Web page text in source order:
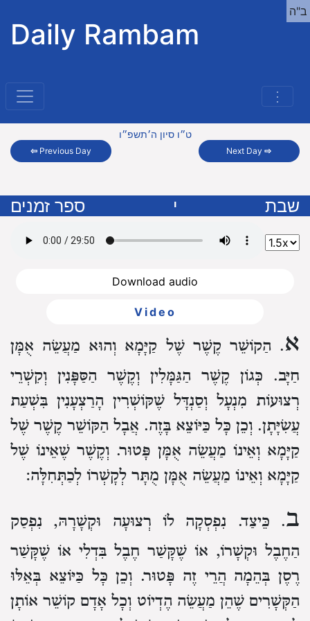
Daily Rambam
⋮
ב"ה
⇦ Previous Day
ט״ו סיון ה׳תשפ״ו
Next Day⇨
שבת י ספר זמנים
Download audio
Video
א. הַקוֹשֵׁר קֶשֶׁר שֶׁל קַיָּמָא וְהוּא מַעֲשֵׂה אֻמָּן
חַיָּב. כְּגוֹן קֶשֶׁר הַגַּמָּלִין וְקֶשֶׁר הַסַּפָּנִין וְקִשְׁרֵי
רְצוּעוֹת מִנְעָל וְסַנְדָּל שֶׁקּוֹשְׁרִין הָרַצְעָנִין בִּשְׁעַת
עֲשִׂיָּתָן. וְכֵן כָּל כַּיּוֹצֵא בָּזֶה. אֲבָל הַקּוֹשֵׁר קֶשֶׁר שֶׁל
קַיָּמָא וְאֵינוֹ מַעֲשֵׂה אֻמָּן פָּטוּר. וְקֶשֶׁר שֶׁאֵינוֹ שֶׁל
קַיָּמָא וְאֵינוֹ מַעֲשֵׂה אֻמָּן מֻתָּר לְקָשְׁרוֹ לְכַתְּחִלָּה:
ב. כֵּיצַד. נִפְסְקָה לוֹ רְצוּעָה וּקְשָׁרָהּ, נִפְסַק
הַחֶבֶל וּקְשָׁרוֹ, אוֹ שֶׁקָּשַׁר חֶבֶל בִּדְלִי אוֹ שֶׁקָּשַׁר
רֶסֶן בְּהֵמָה הֲרֵי זֶה פָּטוּר. וְכֵן כָּל כַּיּוֹצֵא בְּאֵלּוּ
הַקְּשָׁרִים שֶׁהֵן מַעֲשֵׂה הֶדְיוֹט וְכָל אָדָם קוֹשֵׁר אוֹתָן